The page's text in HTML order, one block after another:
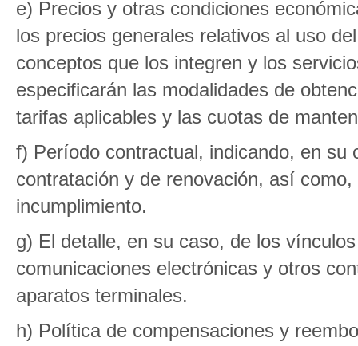
e) Precios y otras condiciones
los precios generales relativos al uso
conceptos que los integren y los
especificarán las modalidades de
tarifas aplicables y las cuotas de
f) Período contractual, indicando, en
contratación y de renovación, así
incumplimiento.
g) El detalle, en su caso, de los
comunicaciones electrónicas y otros
aparatos terminales.
h) Política de compensaciones y